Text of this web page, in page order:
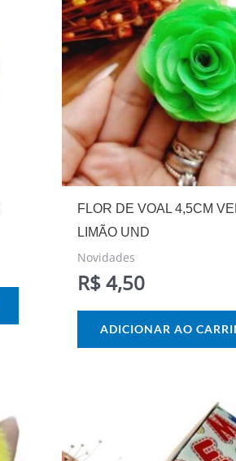
FLOR DE VOAL 4,5CM
LIMÃO UND
Novidades
R$4,50
ADICIONAR AO